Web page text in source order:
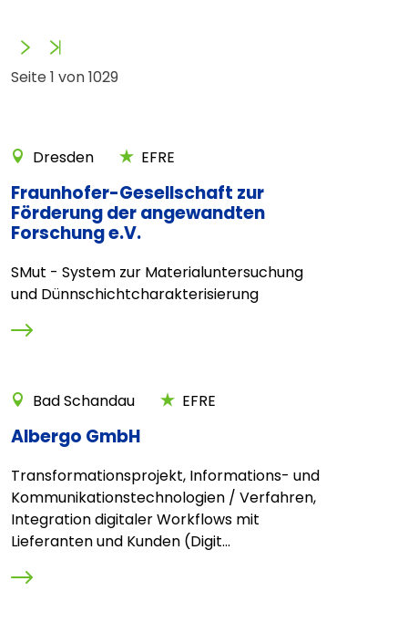
Seite 1 von 1029
Vorwärts
Dresden EFRE
Fraunhofer-Gesellschaft zur
Förderung der angewandten
Forschung e.V.
SMut - System zur Materialuntersuchung
und Dünnschichtcharakterisierung
Bad Schandau EFRE
Albergo GmbH
Transformationsprojekt, Informations- und
Kommunikationstechnologien / Verfahren,
Integration digitaler Workflows mit
Lieferanten und Kunden (Digit...